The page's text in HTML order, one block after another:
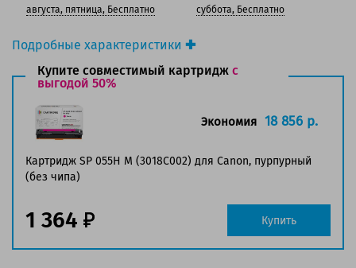
Подробные характеристики
Производитель принтера:Canon
Производитель:Canon
Вид товара:
Оригинальность:
Оригинальный
Цвет:Пурпурный
Ресурс:5 900 страниц формата А4 при 5%
заполнении страницы.
125 баллов
августа, пятница, Бесплатно
суббота, Бесплатно
Купите совместимый картридж с
выгодой 50%
Картридж SP 055H M (3018C002) для Canon, пурпурный
(без чипа)
Экономия 18 856 р.
1 364 Купить